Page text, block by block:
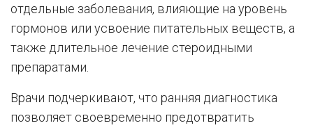
отдельные заболевания, влияющие на уровень
гормонов или усвоение питательных веществ, а
также длительное лечение стероидными
препаратами.
Врачи подчеркивают, что ранняя диагностика
позволяет своевременно предотвратить